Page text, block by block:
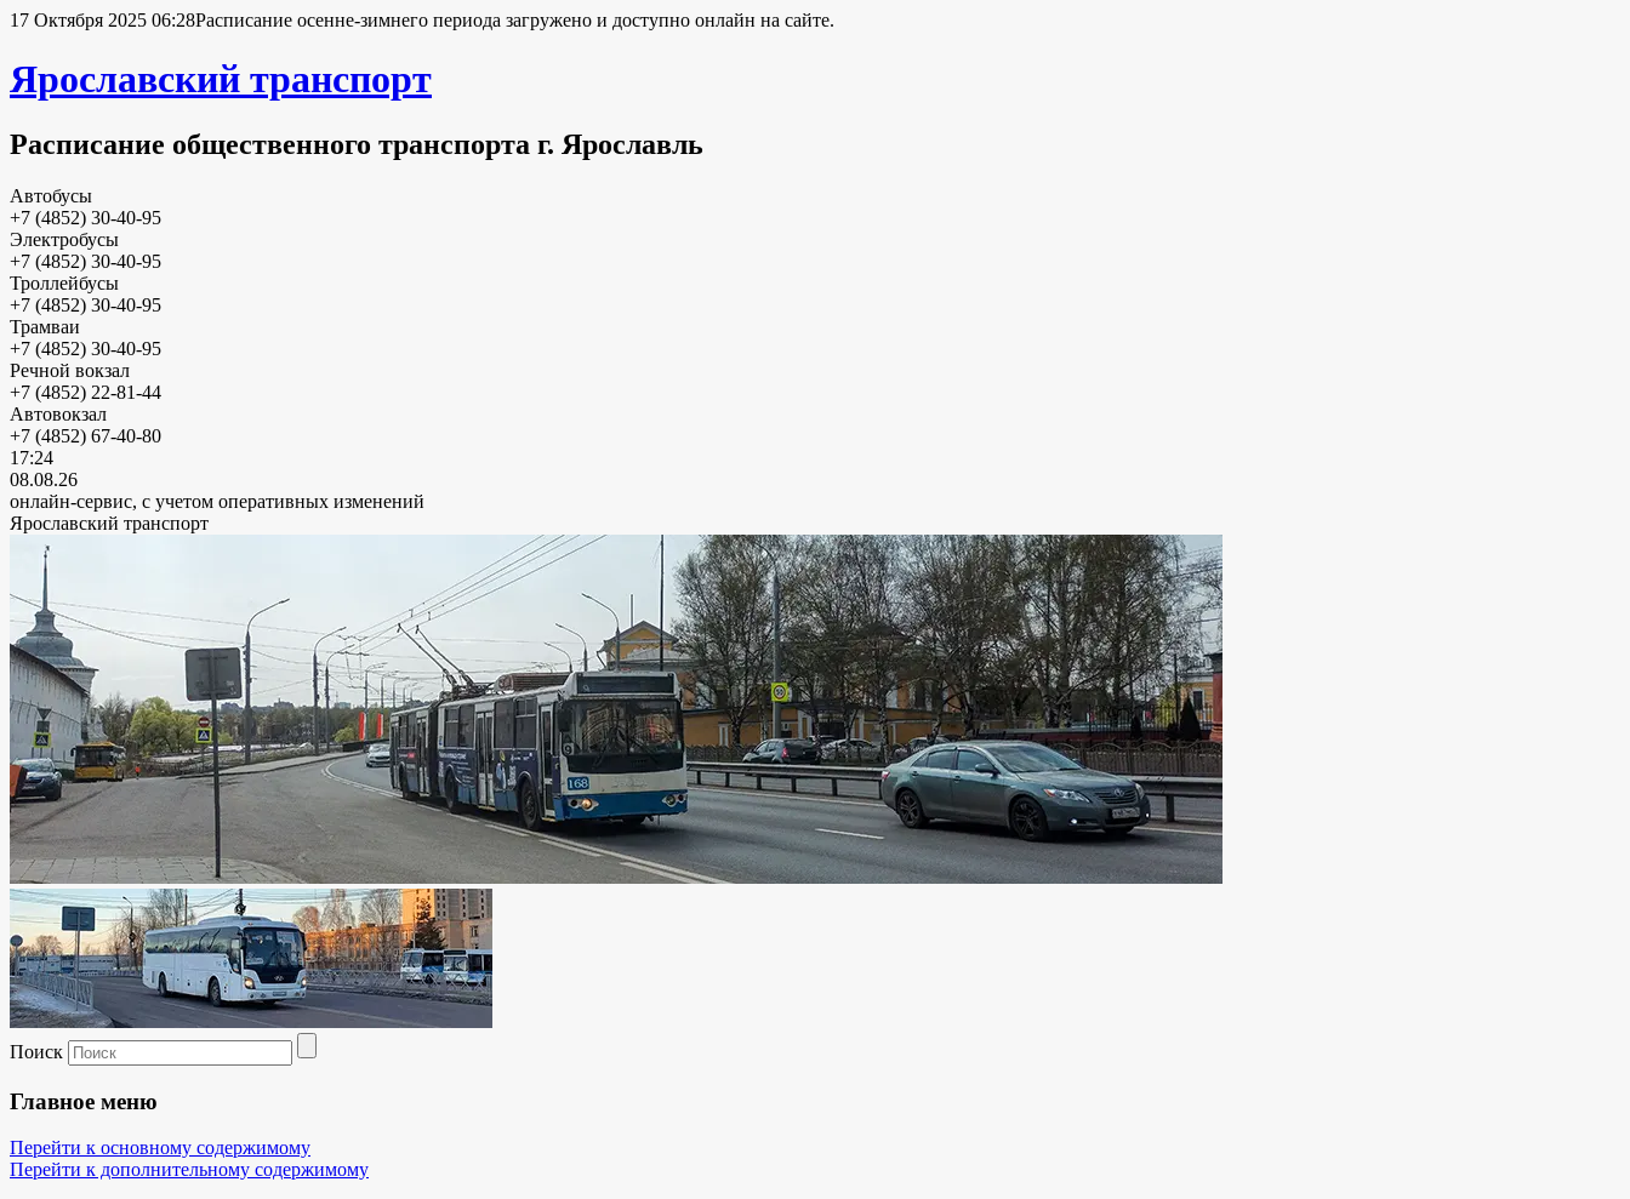
17 Октября 2025 06:28Расписание осенне-зимнего периода загружено и доступно онлайн на сайте.
Ярославский транспорт
Расписание общественного транспорта г. Ярославль
Автобусы
+7 (4852) 30-40-95
Электробусы
+7 (4852) 30-40-95
Троллейбусы
+7 (4852) 30-40-95
Трамваи
+7 (4852) 30-40-95
Речной вокзал
+7 (4852) 22-81-44
Автовокзал
+7 (4852) 67-40-80
17:24
08.08.26
онлайн-сервис, с учетом оперативных изменений
Ярославский транспорт
Поиск
Главное меню
Перейти к основному содержимому
Перейти к дополнительному содержимому